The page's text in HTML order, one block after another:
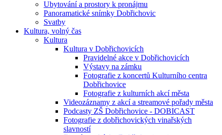
Ubytování a prostory k pronájmu
Panoramatické snímky Dobřichovic
Svatby
Kultura, volný čas
Kultura
Kultura v Dobřichovicích
Pravidelné akce v Dobřichovicích
Výstavy na zámku
Fotografie z koncertů Kulturního centra
Dobřichovice
Fotografie z kulturních akcí města
Videozáznamy z akcí a streamové pořady města
Podcasty ZŠ Dobřichovice - DOBICAST
Fotografie z dobřichovických vinařských
slavností